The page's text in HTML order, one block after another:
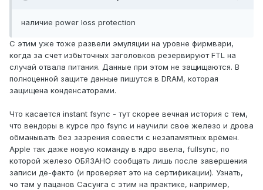
наличие power loss protection
С этим уже тоже развели эмуляции на уровне фирмвари,
когда за счет избыточных заголовков резервируют FTL на
случай отвала питания. Данные при этом не защищаются. В
полноценной защите данные пишутся в DRAM, которая
защищена конденсаторами.
Что касается instant fsync - тут скорее вечная история с тем,
что вендоры в курсе про fsync и научили свое железо и дрова
обманывать без зазрения совести с незапамятных врёмен.
Apple так даже новую команду в ядро ввела, fullsync, по
которой железо ОБЯЗАНО сообщать лишь после завершения
записи де-факто (и проверяет это на сертификации). Узнать,
чо там у пацанов Сасунга с этим на практике, например,